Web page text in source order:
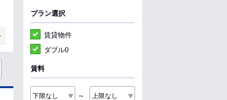
プラン選択
賃貸物件
ダブル0
賃料
～